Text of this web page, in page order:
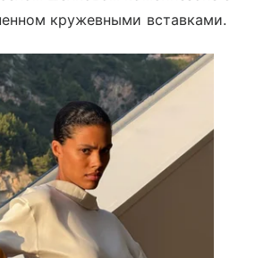
кружевными вставками.